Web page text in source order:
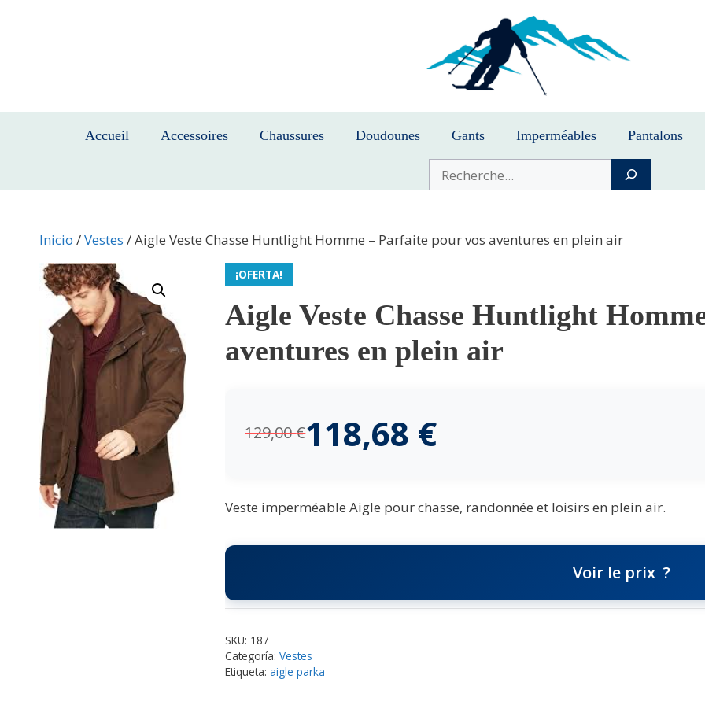
Accueil Accessoires Chaussures Doudounes Gants Imperméables Pantalons
Buscar
Inicio /Vestes / Aigle Veste Chasse Huntlight Homme – Parfaite pour vos aventures en plein air
¡OFERTA!
Aigle Veste Chasse Huntlight
aventures en plein air
129,00€118,68 €
Veste imperméable Aigle pour chasse, randonnée et loisirs en plein air.
Voir le prix
SKU: 187
Categoría:Vestes
Etiqueta:aigle parka